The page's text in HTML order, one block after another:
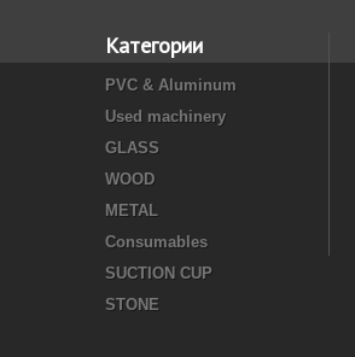
Категории
PVC & Aluminum
Used machinery
GLASS
WOOD
METAL
Consumables
SUCTION CUP
STONE